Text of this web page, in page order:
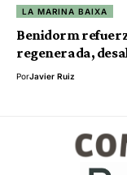
LA MARINA BAIXA
Benidorm
regenerada,
PorJavier Ruiz